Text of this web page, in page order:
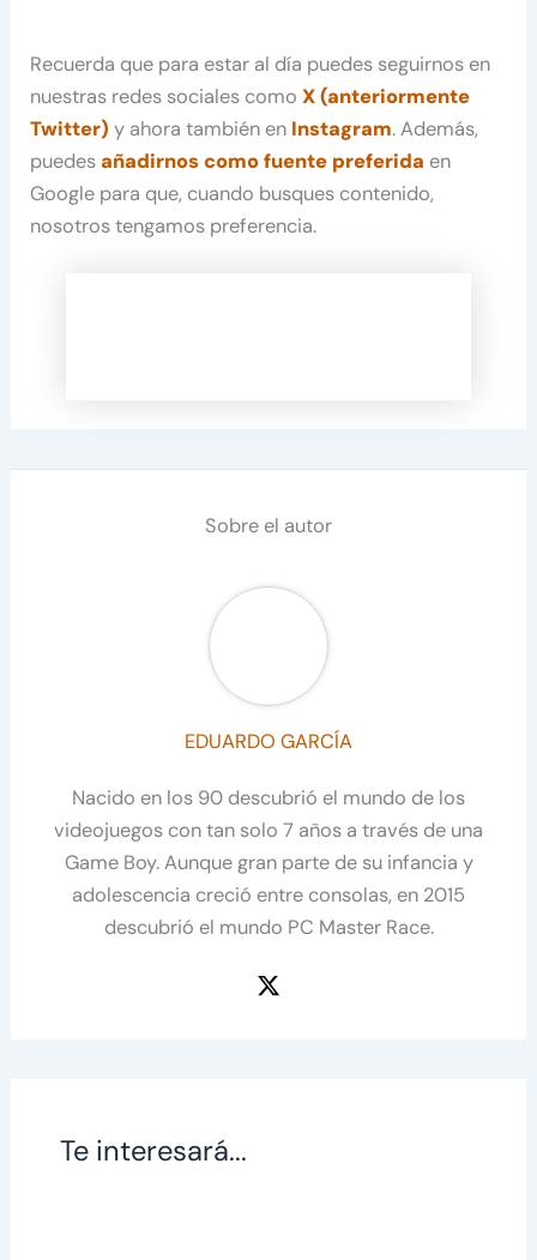
Recuerda que para estar al día puedes seguirnos en
nuestras redes sociales comoX (anteriormente
Twitter) y ahora también en Instagram. Además,
puedesañadirnos como fuente preferida en
Google para que, cuando busques contenido,
nosotros tengamos preferencia.
Sobre el autor
EDUARDO GARCÍA
Nacido en los 90 descubrió el mundo de los
videojuegos con tan solo 7 años a través de una
Game Boy. Aunque gran parte de su infancia y
adolescencia creció entre consolas, en 2015
descubrió el mundo PC Master Race.
Te interesará...